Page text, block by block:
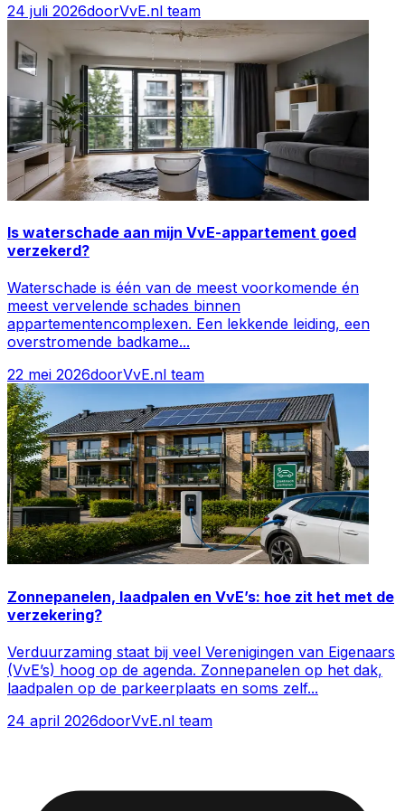
24 juli 2026doorVvE.nl team
Is waterschade aan mijn VvE-appartement goed
verzekerd?
Waterschade is één van de meest voorkomende én
meest vervelende schades binnen
appartementencomplexen. Een lekkende leiding, een
overstromende badkame...
22 mei 2026doorVvE.nl team
Zonnepanelen, laadpalen en VvE’s: hoe zit het met de
verzekering?
Verduurzaming staat bij veel Verenigingen van Eigenaars
(VvE’s) hoog op de agenda. Zonnepanelen op het dak,
laadpalen op de parkeerplaats en soms zelf...
24 april 2026doorVvE.nl team